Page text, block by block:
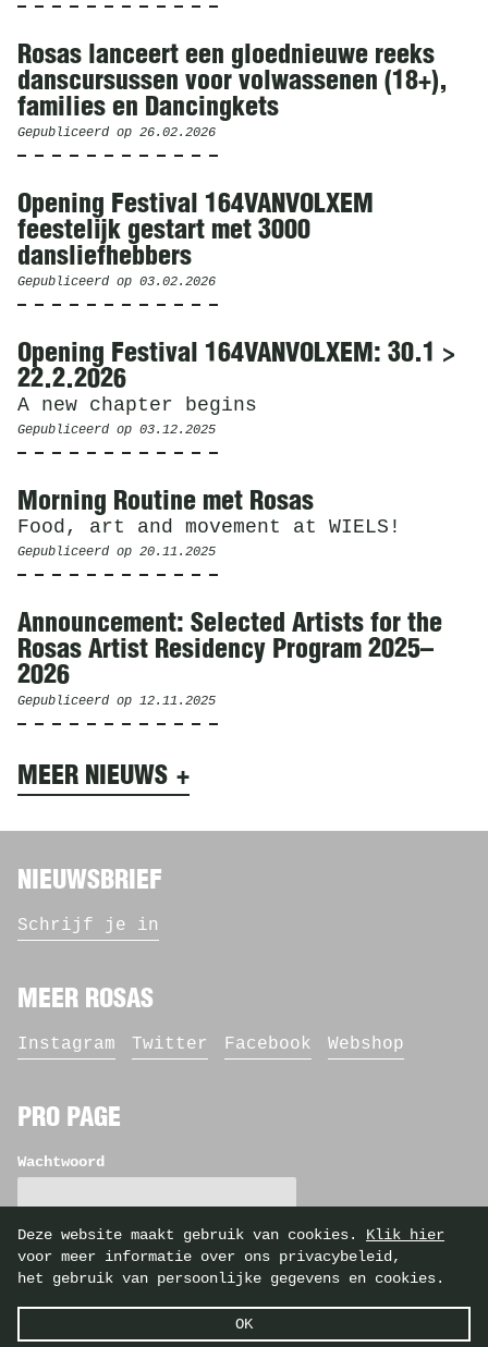
Deze website maakt gebruik van cookies. Klik hier
voor meer informatie over ons privacybeleid,
het gebruik van persoonlijke gegevens en cookies.
OK
Rosas lanceert een gloednieuwe reeks
danscursussen voor volwassenen (18+),
families en Dancingkets
Gepubliceerd op 26.02.2026
Opening Festival 164VANVOLXEM
feestelijk gestart met 3000
dansliefhebbers
Gepubliceerd op 03.02.2026
Opening Festival 164VANVOLXEM: 30.1 >
22.2.2026
A new chapter begins
Gepubliceerd op 03.12.2025
Morning Routine met Rosas
Food, art and movement at WIELS!
Gepubliceerd op 20.11.2025
Announcement: Selected Artists for the
Rosas Artist Residency Program 2025–
2026
Gepubliceerd op 12.11.2025
MEER NIEUWS
NIEUWSBRIEF
Schrijf je in
MEER ROSAS
Instagram Twitter Facebook Webshop
PRO PAGE
Wachtwoord
Casier/Fieuws
privacybeleid